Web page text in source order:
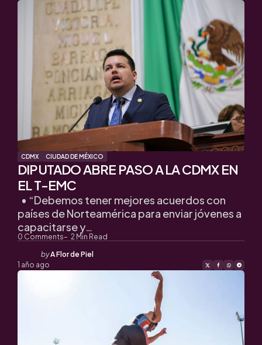
CDMX CIUDAD DE MÉXICO
DIPUTADO ABRE PASO A LA CDMX EN
EL T-EMC
0 Comments 2 Min Read
• “Debemos tener mejores acuerdos con
países de Norteamérica para enviar jóvenes a
capacitarse y…
Posted
by
byA Flor de Piel
1 año ago